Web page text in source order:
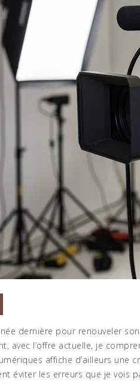
dernière pour renouveler
avec l’offre actuelle, je
affiche d’ailleurs une
éviter les erreurs que je vois